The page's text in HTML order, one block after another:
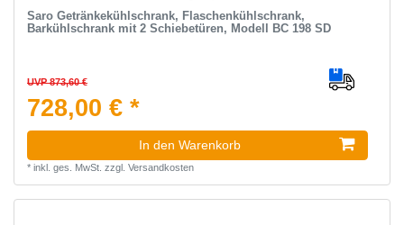
Saro Getränkekühlschrank, Flaschenkühlschrank,
Barkühlschrank mit 2 Schiebetüren, Modell BC 198 SD
UVP 873,60 €
728,00 € *
In den Warenkorb
* inkl. ges. MwSt. zzgl. Versandkosten